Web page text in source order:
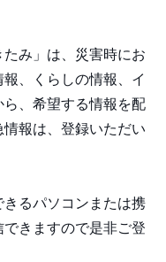
み」は、災害時にお
、くらしの情報、イ
、希望する情報を配
報は、登録いただい
るパソコンまたは携
きますので是非ご登